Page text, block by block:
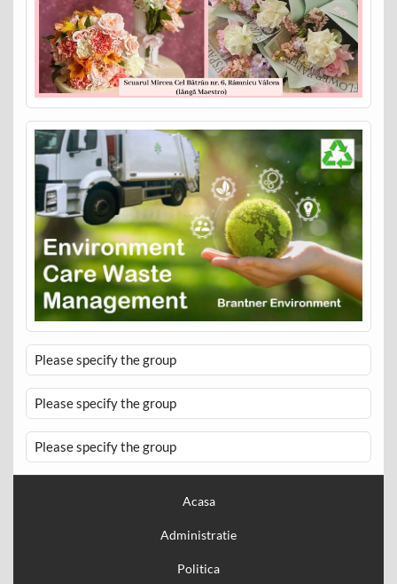
Please specify the group
Please specify the group
Please specify the group
Acasa
Administratie
Politica